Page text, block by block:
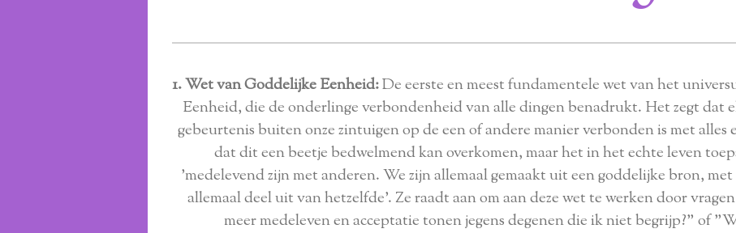
1. Wet van Goddelijke Eenheid:De eerste en meest fundamentele wet van het
Eenheid, die de onderlinge verbondenheid van alle dingen benadrukt. Het zegt dat
gebeurtenis buiten onze zintuigen op de een of andere manier verbonden is met alles
dat dit een beetje bedwelmend kan overkomen, maar het in het echte leven
'medelevend zijn met anderen. We zijn allemaal gemaakt uit een goddelijke bron,
allemaal deel uit van hetzelfde'. Ze raadt aan om aan deze wet te werken door
meer medeleven en acceptatie tonen jegens degenen die ik niet begrijp?" of